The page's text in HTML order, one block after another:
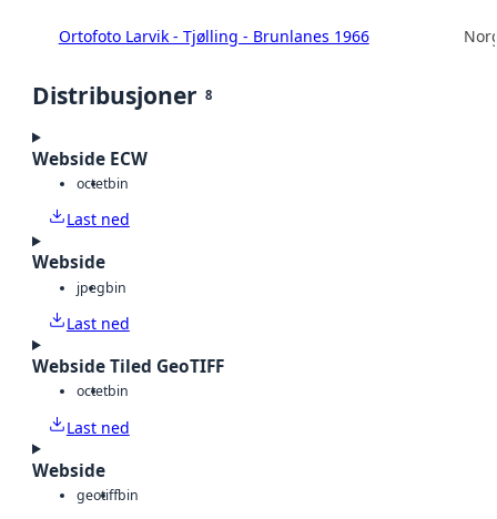
Ortofoto Larvik - Tjølling - Brunlanes 1966
Distribusjoner 8
Webside ECW
octetbin
Last ned
Webside
jpegbin
Last ned
Webside Tiled GeoTIFF
octetbin
Last ned
Webside
geotiffbin